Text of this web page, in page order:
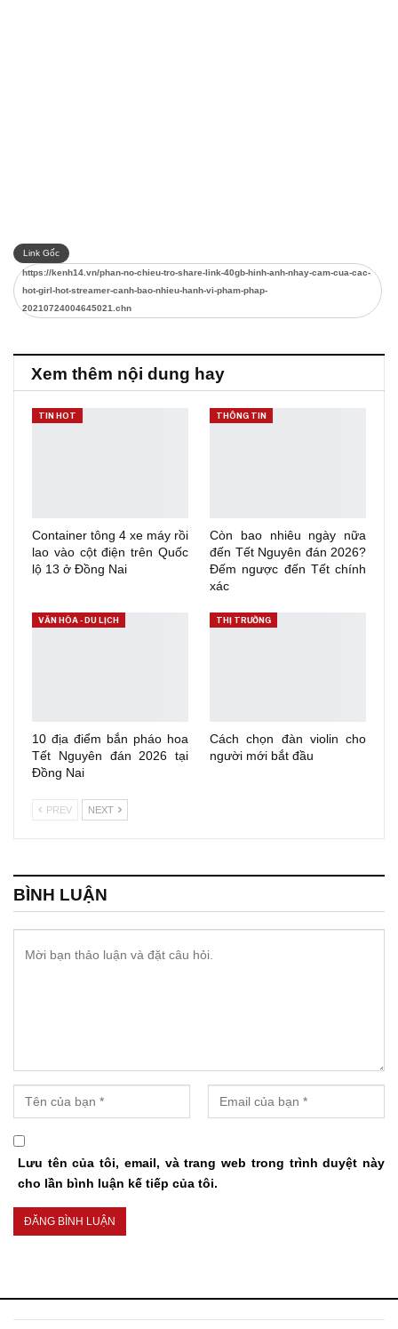
Link Gốc
https://kenh14.vn/phan-no-chieu-tro-share-link-40gb-hinh-anh-nhay-cam-cua-cac-
hot-girl-hot-streamer-canh-bao-nhieu-hanh-vi-pham-phap-
20210724004645021.chn
Xem thêm nội dung hay
TIN HOT
Container tông 4 xe máy rồi
lao vào cột điện trên Quốc
lộ 13 ở Đồng Nai
THÔNG TIN
Còn bao nhiêu ngày nữa
đến Tết Nguyên đán 2026?
Đếm ngược đến Tết chính
xác
VĂN HÓA - DU LỊCH
10 địa điểm bắn pháo hoa
Tết Nguyên đán 2026 tại
Đồng Nai
THỊ TRƯỜNG
Cách chọn đàn violin cho
người mới bắt đầu
PREV NEXT
BÌNH LUẬN
Lưu tên của tôi, email, và trang web trong trình duyệt này
cho lần bình luận kế tiếp của tôi.